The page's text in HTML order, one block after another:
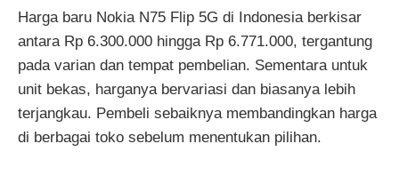
Harga baru Nokia N75 Flip 5G di Indonesia berkisar
antara Rp 6.300.000 hingga Rp 6.771.000, tergantung
pada varian dan tempat pembelian. Sementara untuk
unit bekas, harganya bervariasi dan biasanya lebih
terjangkau. Pembeli sebaiknya membandingkan harga
di berbagai toko sebelum menentukan pilihan.